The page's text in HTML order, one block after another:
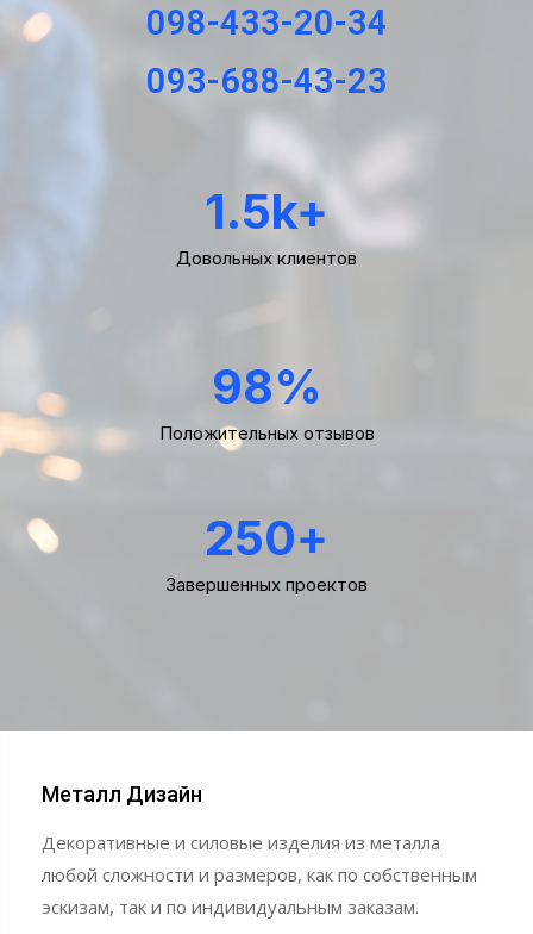
098-433-20-34
093-688-43-23
1.5k+
Довольных клиентов
98%
Положительных отзывов
250+
Завершенных проектов
Металл Дизайн
Декоративные и силовые изделия из металла
любой сложности и размеров, как по собственным
эскизам, так и по индивидуальным заказам.